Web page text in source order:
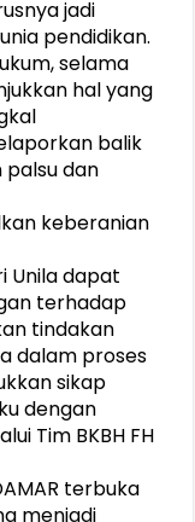
jadi
pendidikan.
selama
hal yang
balik
palsu dan
keberanian
Unila dapat
terhadap
tindakan
dalam proses
sikap
dengan
Tim BKBH FH
terbuka
menjadi